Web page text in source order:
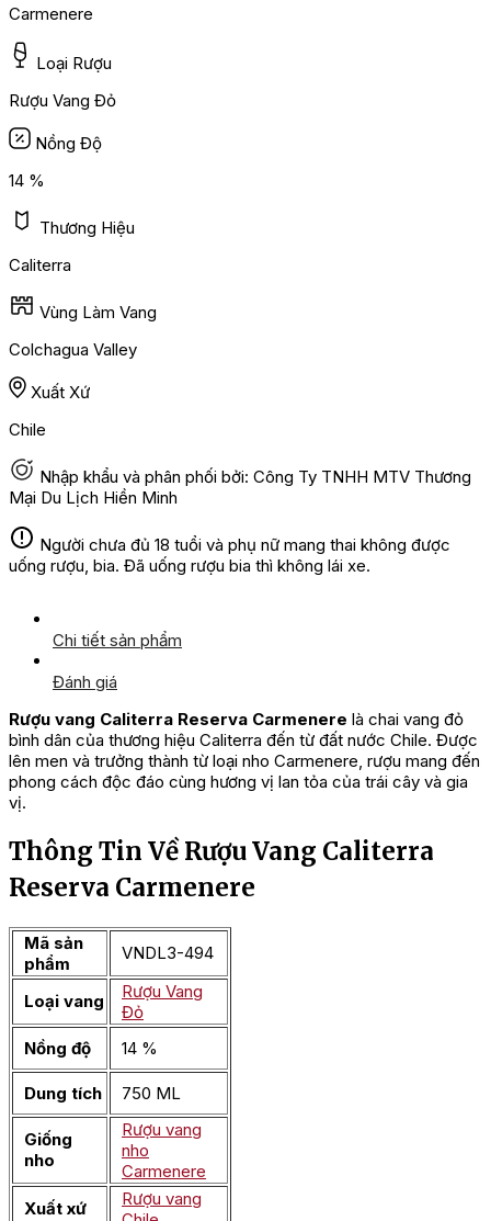
Carmenere
Loại Rượu
Rượu Vang Đỏ
Nồng Độ
14 %
Thương Hiệu
Caliterra
Vùng Làm Vang
Colchagua Valley
Xuất Xứ
Chile
Nhập khẩu và phân phối bởi: Công Ty TNHH MTV Thương
Mại Du Lịch Hiền Minh
Người chưa đủ 18 tuổi và phụ nữ mang thai không được
uống rượu, bia. Đã uống rượu bia thì không lái xe.
Chi tiết sản phẩm
Đánh giá
Rượu vang Caliterra Reserva Carmenere là chai vang đỏ
bình dân của thương hiệu Caliterra đến từ đất nước Chile. Được
lên men và trưởng thành từ loại nho Carmenere, rượu mang đến
phong cách độc đáo cùng hương vị lan tỏa của trái cây và gia
vị.
Thông Tin Về Rượu Vang Caliterra
Reserva Carmenere
Mã sản
phẩm
VNDL3-494
Loại vang
Rượu Vang
Đỏ
Nồng độ
14 %
Dung tích 750 ML
Giống
nho
Rượu vang
nho
Carmenere
Xuất xứ
Rượu vang